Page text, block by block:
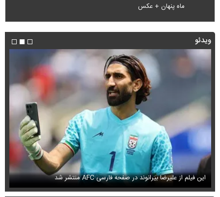
ماه پنهان + عکس
ویدئو
این فیلم از علیرضا بیرانوند در صفحه فارسی AFC منتشر شد